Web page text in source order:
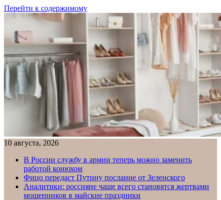
Перейти к содержимому
10 августа, 2026
В России службу в армии теперь можно заменить
работой конюхом
Фицо передаст Путину послание от Зеленского
Аналитики: россияне чаще всего становятся жертвами
мошенников в майские праздники